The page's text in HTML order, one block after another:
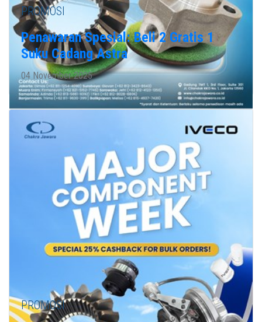
PROMOSI
Penawaran Spesial: Beli 2 Gratis 1
Suku Cadang Astra
04 November 2025
PROMOSI